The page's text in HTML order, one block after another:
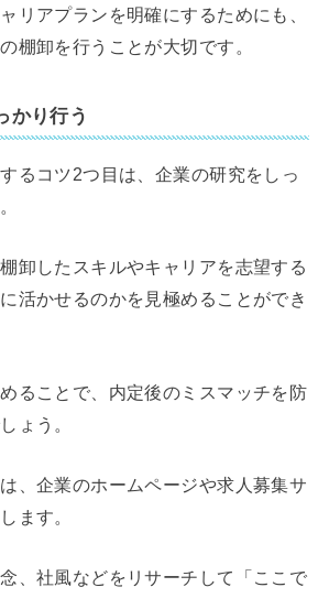
リアプランを明確にするためにも、
棚卸を行うことが大切です。
かり行う
るコツ2つ目は、企業の研究をしっ
卸したスキルやキャリアを志望する
活かせるのかを見極めることができ
ることで、内定後のミスマッチを防
ょう。
、企業のホームページや求人募集サ
ます。
、社風などをリサーチして「ここで